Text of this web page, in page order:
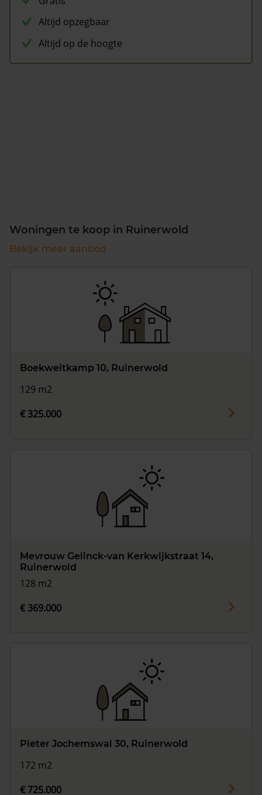
Altijd opzegbaar
Altijd op de hoogte
Woningen te koop in Ruinerwold
Bekijk meer aanbod
Boekweitkamp 10, Ruinerwold
129 m2
€ 325.000
Mevrouw Gelinck-van Kerkwijkstraat 14,
Ruinerwold
128 m2
€ 369.000
Pieter Jochemswal 30, Ruinerwold
172 m2
€ 725.000